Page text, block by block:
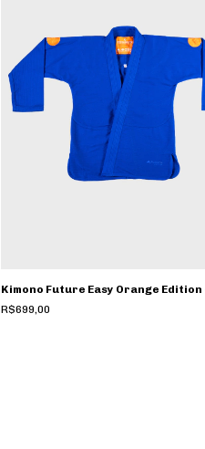
Kimono Future Easy Orange Edition
R$699,00